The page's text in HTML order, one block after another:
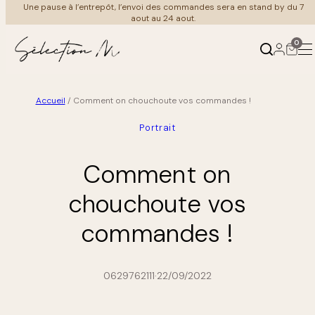
Aller
au
contenu
merci de votre compréhension et bel été à tous
0
Produits
Mobilier
Ambiances
Au salon
Accueil / Comment on chouchoute vos commandes !
Portrait
Comment on
chouchoute vos
commandes !
0629762111·22/09/2022